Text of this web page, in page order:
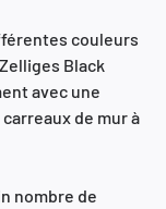
couleurs
Black
avec une
de mur à
nombre de